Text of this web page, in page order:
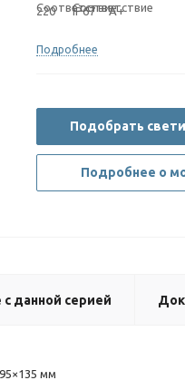
Подробнее
Подобрать
Подробнее о
данной серией
мм